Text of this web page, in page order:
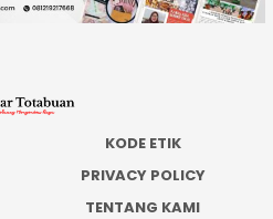
KODE ETIK
PRIVACY POLICY
TENTANG KAMI